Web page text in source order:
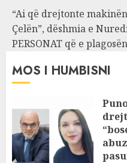
“Ai që drejtonte
Çelën”, dëshmia e
PERSONAT që e
MOS I HUMBISNI